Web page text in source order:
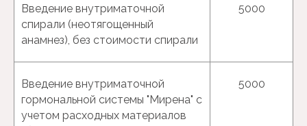
Введение внутриматочной
спирали (неотягощенный
анамнез), без стоимости спирали
5000
Введение внутриматочной
гормональной системы "Мирена" с
учетом расходных материалов
5000